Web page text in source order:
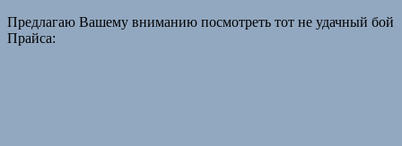
Предлагаю Вашему вниманию посмотреть тот не удачный бой
Прайса: